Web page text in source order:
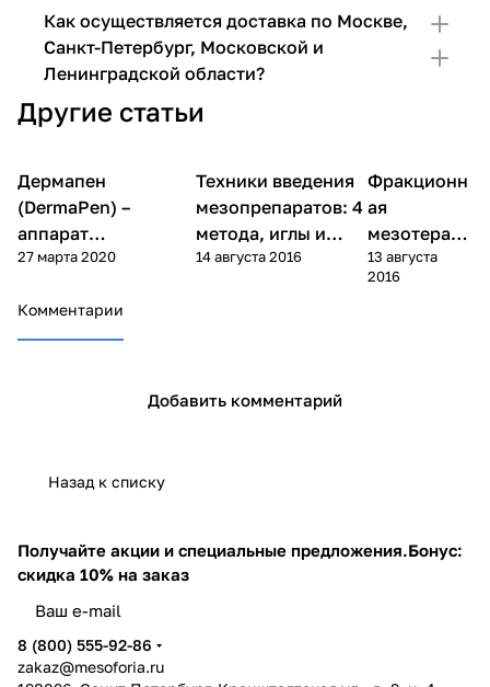
Как осуществляется доставка по Москве,
Санкт-Петербург, Московской и
Ленинградской области?
Другие статьи
мезотерапия
(дермапен)
Дермапен
(DermaPen) –
аппарат
фракционной
Актуальное.
27 марта 2020
Мезотерапия
Техники введения
мезопрепаратов: 4
метода, иглы и
алгоритм выбора
14 августа 2016
мезотерапия
Фракционн
ая
мезотерапи
я - что это
такое?
13 августа
2016
Комментарии
Добавить комментарий
Назад к списку
Получайте акции и специальные предложения.Бонус:
скидка 10% на заказ
8 (800) 555-92-86
zakaz@mesoforia.ru